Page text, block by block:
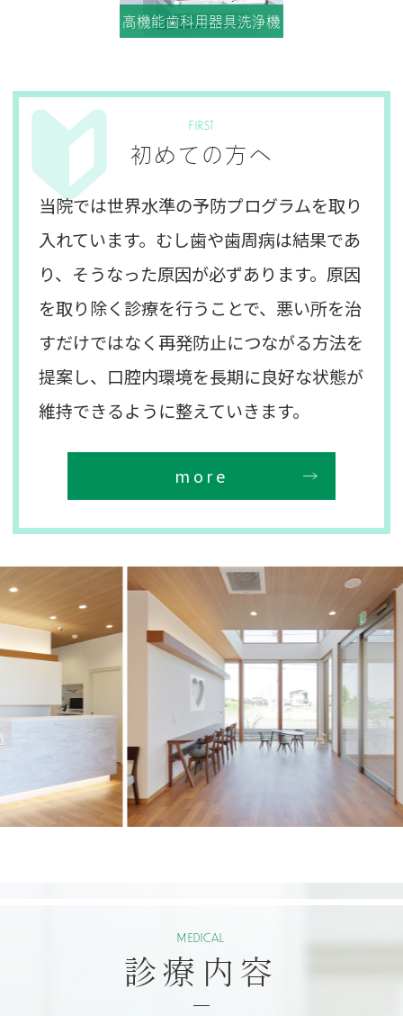
高機能歯科用器具洗浄機
FIRST
初めての方へ
当院では世界水準の予防プログラムを取り
入れています。むし歯や歯周病は結果であ
り、そうなった原因が必ずあります。原因
を取り除く診療を行うことで、悪い所を治
すだけではなく再発防止につながる方法を
提案し、口腔内環境を長期に良好な状態が
維持できるように整えていきます。
more
MEDICAL
診療内容